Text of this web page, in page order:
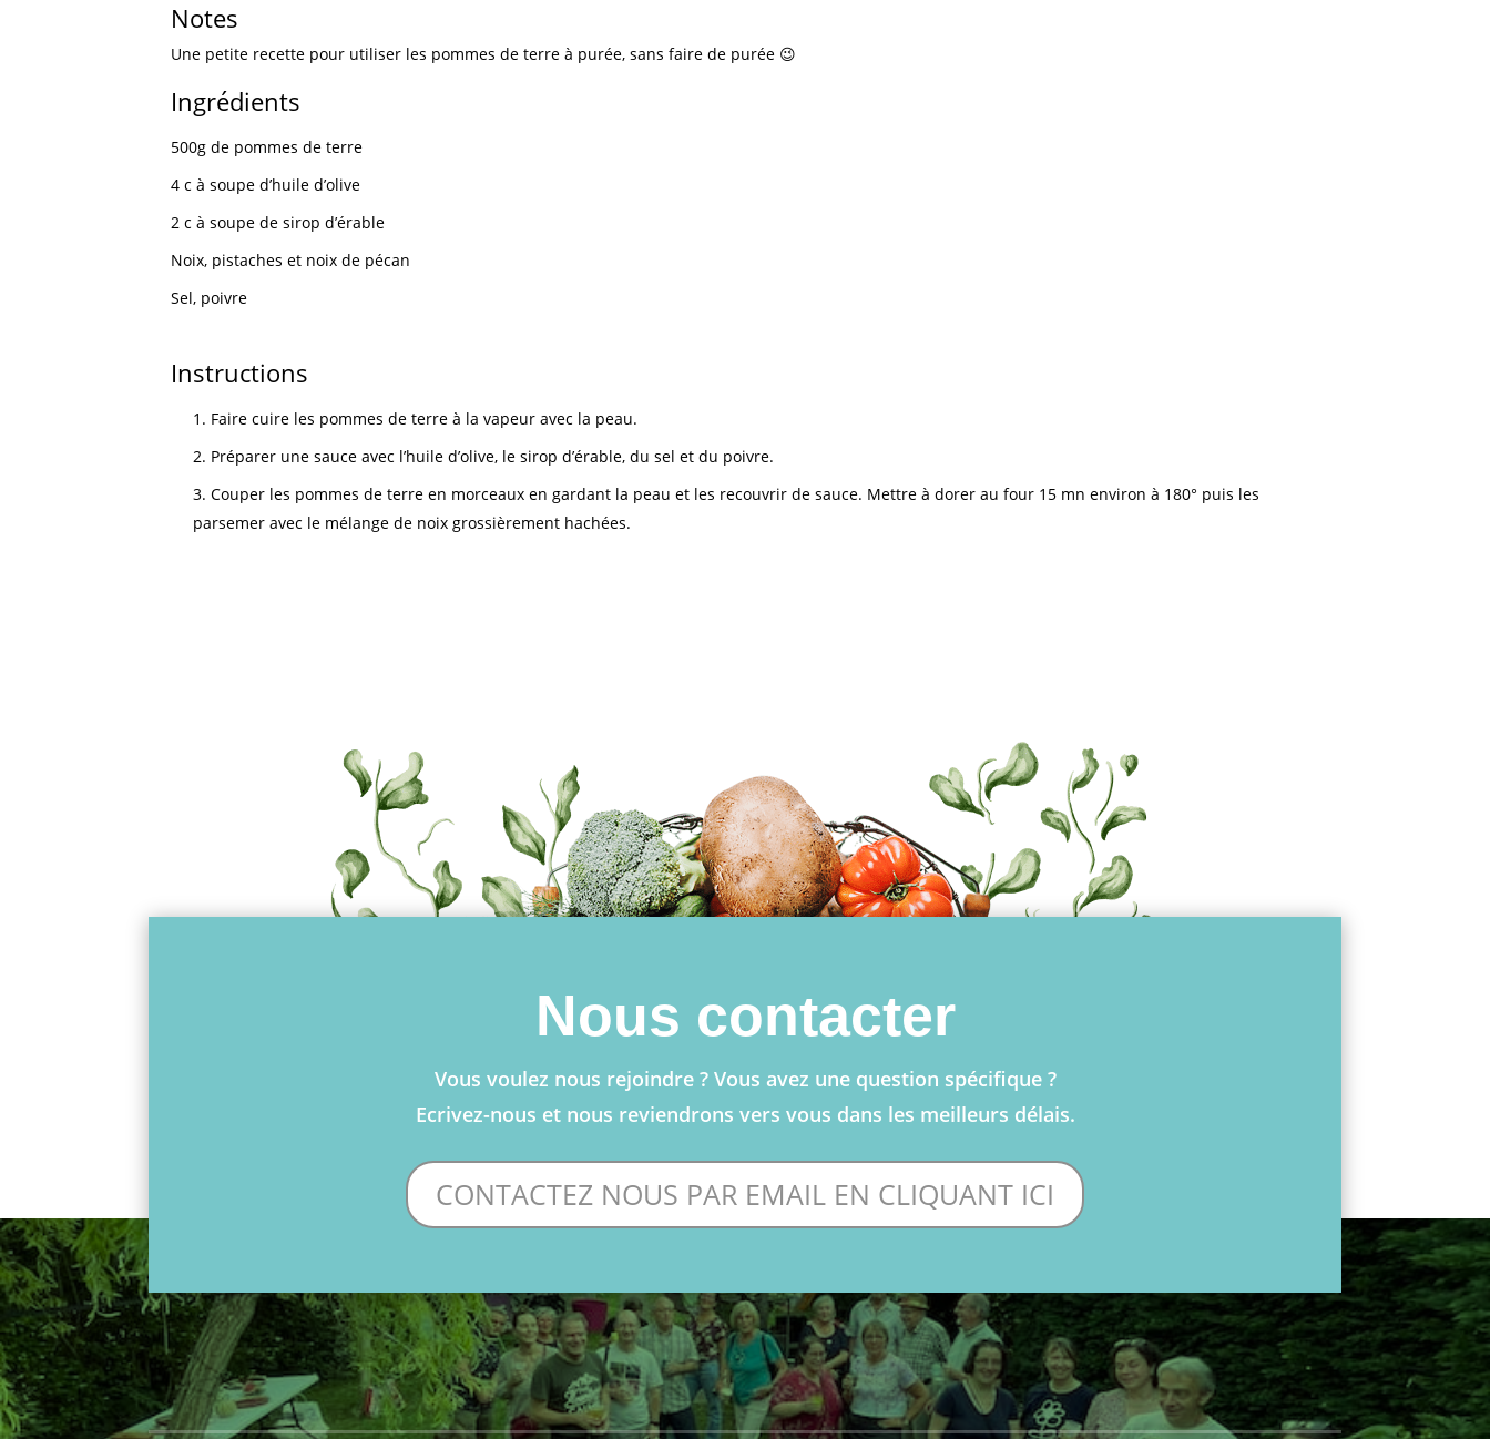
Notes
Une petite recette pour utiliser les pommes de terre à purée, sans faire de purée 😉
Ingrédients
500g de pommes de terre
4 c à soupe d’huile d’olive
2 c à soupe de sirop d’érable
Noix, pistaches et noix de pécan
Sel, poivre
Instructions
Faire cuire les pommes de terre à la vapeur avec la peau.
Préparer une sauce avec l’huile d’olive, le sirop d’érable, du sel et du poivre.
Couper les pommes de terre en morceaux en gardant la peau et les recouvrir de sauce. Mettre à dorer au four 15 mn environ à 180° puis les
parsemer avec le mélange de noix grossièrement hachées.
Nous contacter
Vous voulez nous rejoindre ? Vous avez une question spécifique ?
Ecrivez-nous et nous reviendrons vers vous dans les meilleurs délais.
CONTACTEZ NOUS PAR EMAIL EN CLIQUANT ICI